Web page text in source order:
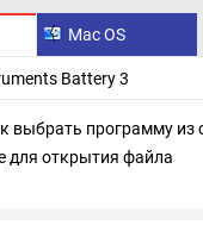
Mac OS
Battery 3
выбрать программу из
для открытия файла